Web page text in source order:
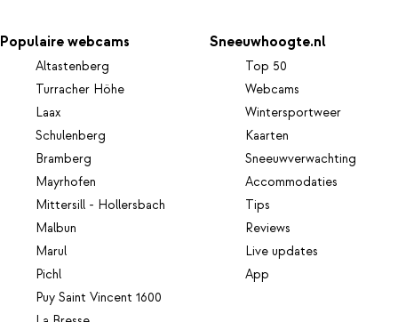
Populaire webcams
Altastenberg
Turracher Höhe
Laax
Schulenberg
Bramberg
Mayrhofen
Mittersill - Hollersbach
Malbun
Marul
Pichl
Puy Saint Vincent 1600
Sneeuwhoogte.nl
Top 50
Webcams
Wintersportweer
Kaarten
Sneeuwverwachting
Accommodaties
Tips
Reviews
Live updates
App